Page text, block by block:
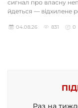
сигнал про власну
йдеться — відхилене
04.08.26 831 0
Раз на